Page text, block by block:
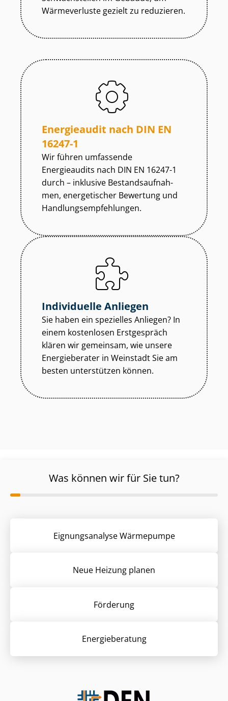
Wärmeverluste gezielt zu reduzieren.
Energieaudit nach DIN EN
16247-1
Wir führen umfassende
Energieaudits nach DIN EN 16247-1
durch – inklusive Be­stands­auf­nah­
men, energetischer Bewertung und
Hand­lungs­emp­feh­lun­gen.
Individuelle Anliegen
Sie haben ein spezielles Anliegen? In
einem kostenlosen Erstgespräch
klären wir gemeinsam, wie unsere
Energieberater in Weinstadt Sie am
besten unterstützen können.
Was können wir für Sie tun?
Eignungsanalyse Wärmepumpe
Neue Heizung planen
Förderung
Energieberatung